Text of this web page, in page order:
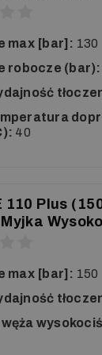
max [bar]: 130
robocze (bar):
40
110 Plus
max [bar]: 150
węża